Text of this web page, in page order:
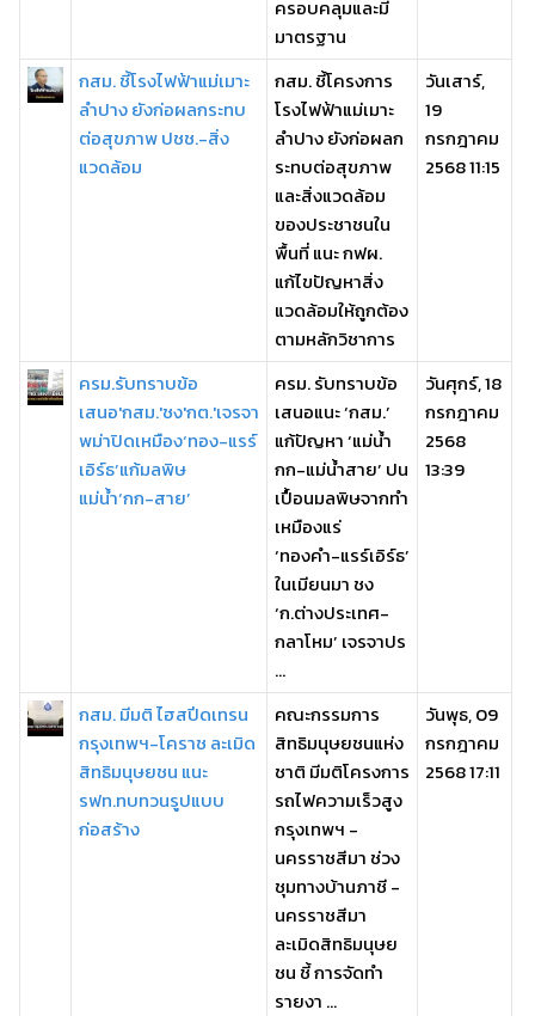
ครอบคลุมและมี
มาตรฐาน
กสม. ชี้โรงไฟฟ้าแม่เมาะ
ลำปาง ยังก่อผลกระทบ
ต่อสุขภาพ ปชช.-สิ่ง
แวดล้อม
กสม. ชี้โครงการ
โรงไฟฟ้าแม่เมาะ
ลำปาง ยังก่อผลก
ระทบต่อสุขภาพ
และสิ่งแวดล้อม
ของประชาชนใน
พื้นที่ แนะ กฟผ.
แก้ไขปัญหาสิ่ง
แวดล้อมให้ถูกต้อง
ตามหลักวิชาการ
วันเสาร์,
19
กรกฎาคม
2568 11:15
ครม.รับทราบข้อ
เสนอ'กสม.'ชง'กต.'เจรจา
พม่าปิดเหมือง‘ทอง-แรร์
เอิร์ธ’แก้มลพิษ
แม่น้ำ‘กก-สาย’
ครม. รับทราบข้อ
เสนอแนะ ‘กสม.’
แก้ปัญหา ‘แม่น้ำ
กก-แม่น้ำสาย’ ปน
เปื้อนมลพิษจากทำ
เหมืองแร่
‘ทองคำ-แรร์เอิร์ธ’
ในเมียนมา ชง
‘ก.ต่างประเทศ-
กลาโหม’ เจรจาปร
...
วันศุกร์, 18
กรกฎาคม
2568
13:39
กสม. มีมติ ไฮสปีดเทรน
กรุงเทพฯ-โคราช ละเมิด
สิทธิมนุษยชน แนะ
รฟท.ทบทวนรูปแบบ
ก่อสร้าง
คณะกรรมการ
สิทธิมนุษยชนแห่ง
ชาติ มีมติโครงการ
รถไฟความเร็วสูง
กรุงเทพฯ -
นครราชสีมา ช่วง
ชุมทางบ้านภาชี -
นครราชสีมา
ละเมิดสิทธิมนุษย
ชน ชี้ การจัดทำ
รายงา ...
วันพุธ, 09
กรกฎาคม
2568 17:11